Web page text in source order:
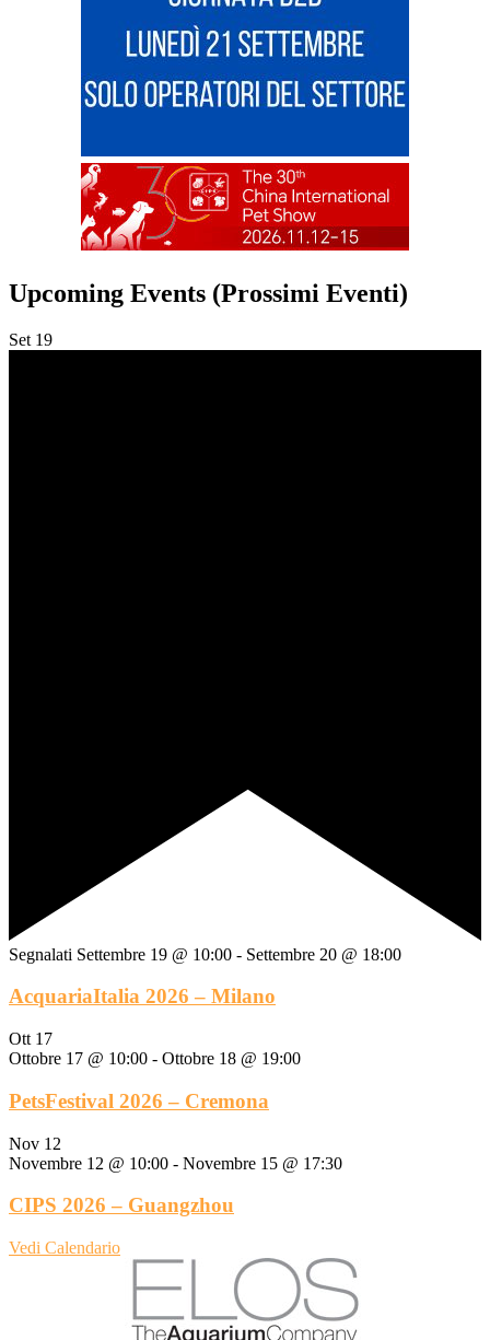
Upcoming Events (Prossimi Eventi)
Set 19
Segnalati Settembre 19 @ 10:00 - Settembre 20 @ 18:00
AcquariaItalia 2026 – Milano
Ott 17
Ottobre 17 @ 10:00 - Ottobre 18 @ 19:00
PetsFestival 2026 – Cremona
Nov 12
Novembre 12 @ 10:00 - Novembre 15 @ 17:30
CIPS 2026 – Guangzhou
Vedi Calendario